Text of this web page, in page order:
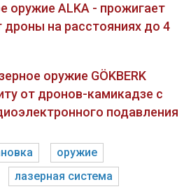
оружие ALKA - прожигает
на расстояниях до 4
оружие GÖKBERK
от дронов-камикадзе с
подавления
оружие
лазерная система